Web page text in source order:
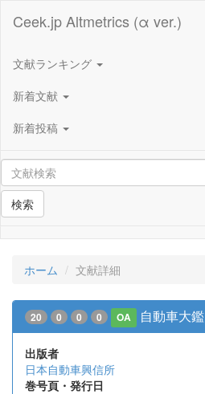
Ceek.jp Altmetrics (α ver.)
文献ランキング
新着文献
新着投稿
検索
ホーム 文献詳細
20 0 0 0 OA 自動車大鑑
出版者
日本自動車興信所
巻号頁・発行日